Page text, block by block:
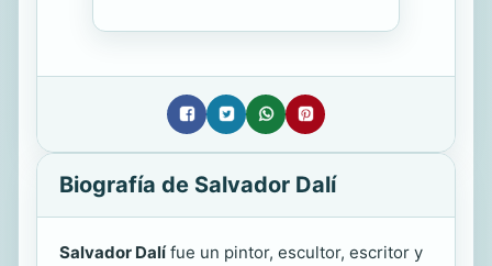
Biografía de Salvador Dalí
Salvador Dalífue un pintor, escultor, escritor y